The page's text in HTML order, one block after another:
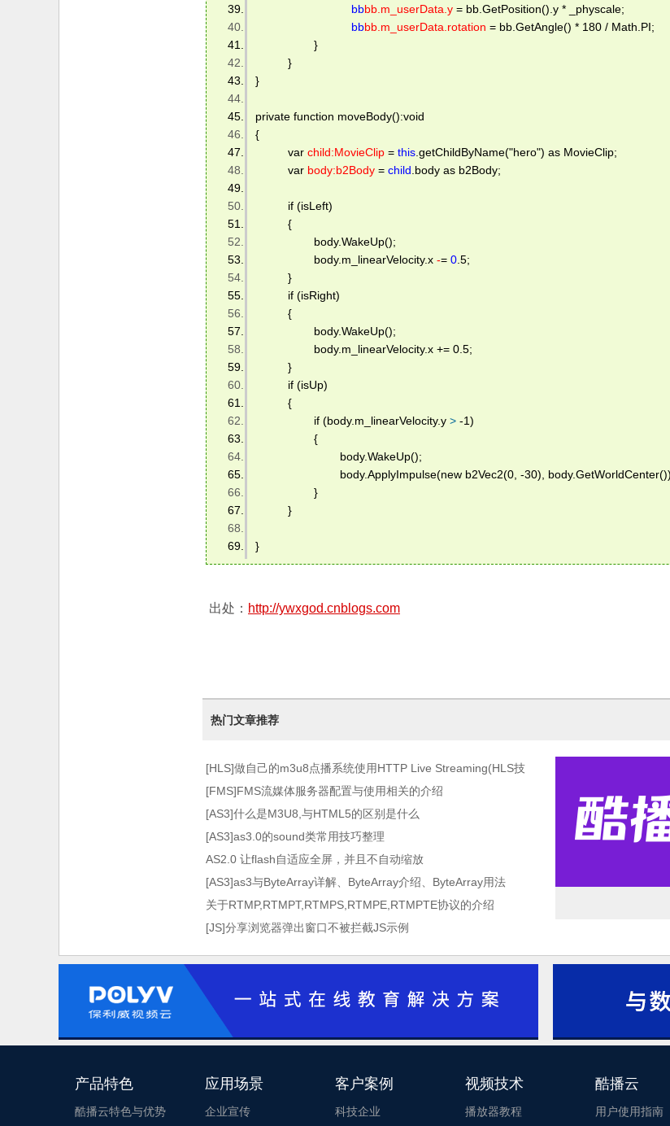
bbbb.m_userData.y = bb.GetPosition().y * _physcale;
bbbb.m_userData.rotation = bb.GetAngle() * 180 / Math.PI;
}
}
}
private function moveBody():void
{
var child:MovieClip = this .getChildByName("hero") as MovieClip;
var body:b2Body = child .body as b2Body;
if (isLeft)
{
body.WakeUp();
body.m_linearVelocity.x -= 0 .5;
}
if (isRight)
{
body.WakeUp();
body.m_linearVelocity.x += 0.5;
}
if (isUp)
{
if (body.m_linearVelocity.y > -1)
{
body.WakeUp();
body.ApplyImpulse(new b2Vec2(0, -30),
}
}
}
出处： http://ywxgod.cnblogs.com
热门文章推荐
[HLS]做自己的m3u8点播系统使用HTTP Live Streaming(HLS技
术）
[FMS]FMS流媒体服务器配置与使用相关的介绍
[AS3]什么是M3U8,与HTML5的区别是什么
[AS3]as3.0的sound类常用技巧整理
AS2.0 让flash自适应全屏，并且不自动缩放
[AS3]as3与ByteArray详解、ByteArray介绍、ByteArray用法
关于RTMP,RTMPT,RTMPS,RTMPE,RTMPTE协议的介绍
[JS]分享浏览器弹出窗口不被拦截JS示例
酷播云_酷播云
产品特色
酷播云特色与优势
应用场景
企业宣传
客户案例
科技企业
视频技术
播放器教程
酷播云
用户使用指南